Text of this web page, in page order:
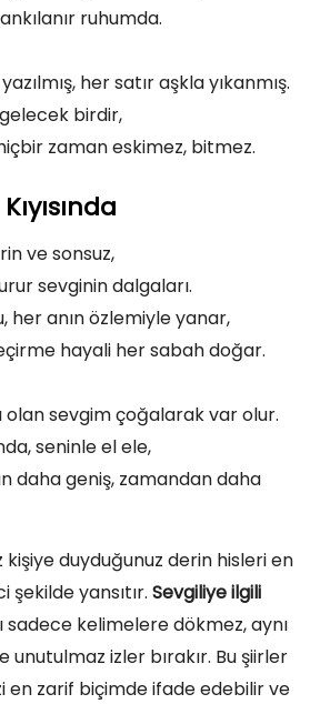
ruhumda.
her satır aşkla yıkanmış.
birdir,
zaman eskimez, bitmez.
ve sonsuz,
sevginin dalgaları.
her anın özlemiyle yanar,
hayali her sabah doğar.
olan sevgim çoğalarak var olur.
seninle el ele,
daha geniş, zamandan daha
kişiye duyduğunuz derin hisleri en
şekilde yansıtır. Sevgiliye ilgili
sadece kelimelere dökmez, aynı
izler bırakır. Bu şiirler
en zarif biçimde ifade edebilir ve